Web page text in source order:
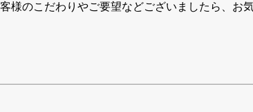
のこだわりやご要望などございましたら、お